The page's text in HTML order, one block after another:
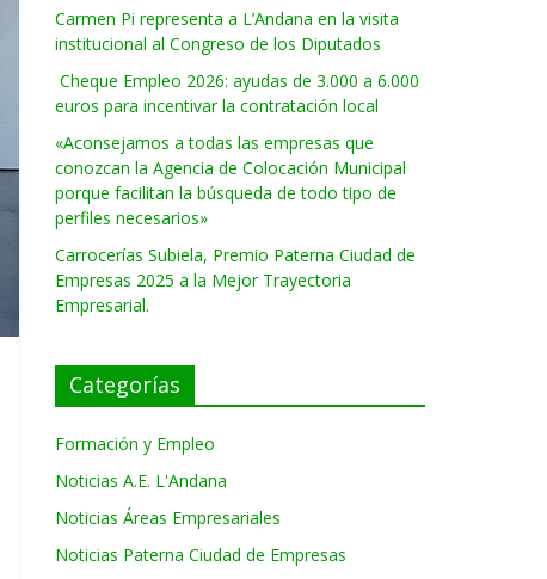
Carmen Pi representa a L’Andana en la visita
institucional al Congreso de los Diputados
Cheque Empleo 2026: ayudas de 3.000 a 6.000
euros para incentivar la contratación local
«Aconsejamos a todas las empresas que
conozcan la Agencia de Colocación Municipal
porque facilitan la búsqueda de todo tipo de
perfiles necesarios»
Carrocerías Subiela, Premio Paterna Ciudad de
Empresas 2025 a la Mejor Trayectoria
Empresarial.
Categorías
Formación y Empleo
Noticias A.E. L'Andana
Noticias Áreas Empresariales
Noticias Paterna Ciudad de Empresas